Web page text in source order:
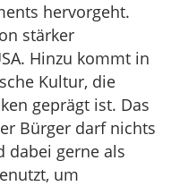
hervorgeht.
stärker
Hinzu kommt in
Kultur, die
geprägt ist. Das
Bürger darf nichts
dabei gerne als
um